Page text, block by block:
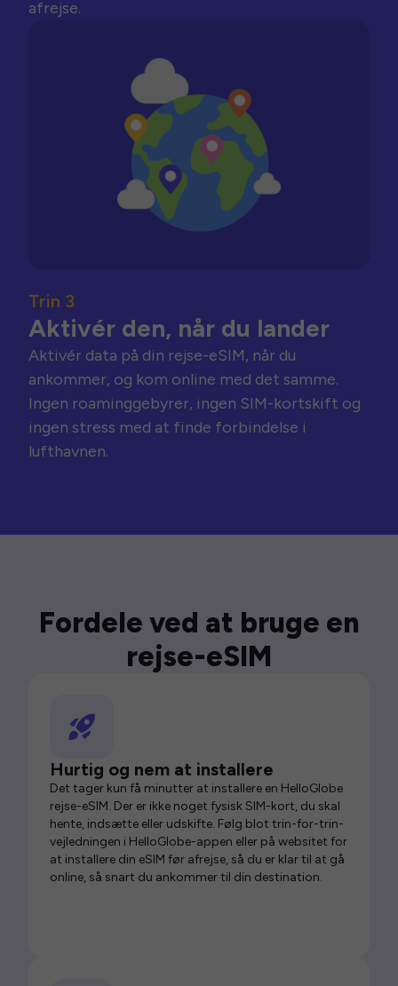
afrejse.
Trin 3
Aktivér den, når du lander
Aktivér data på din rejse-eSIM, når du
ankommer, og kom online med det samme.
Ingen roaminggebyrer, ingen SIM-kortskift og
ingen stress med at finde forbindelse i
lufthavnen.
Fordele ved at bruge en
rejse-eSIM
Hurtig og nem at installere
Det tager kun få minutter at installere en HelloGlobe
rejse-eSIM. Der er ikke noget fysisk SIM-kort, du skal
hente, indsætte eller udskifte. Følg blot trin-for-trin-
vejledningen i HelloGlobe-appen eller på websitet for
at installere din eSIM før afrejse, så du er klar til at gå
online, så snart du ankommer til din destination.